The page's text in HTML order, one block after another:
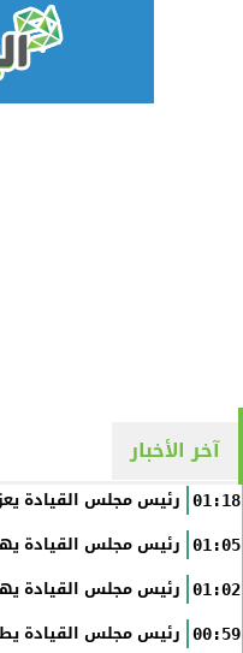
آخر الأخبار
01:18 رئيس مجلس القيادة
01:05 رئيس مجلس القيادة
01:02 رئيس مجلس القيادة
00:59 رئيس مجلس القيادة